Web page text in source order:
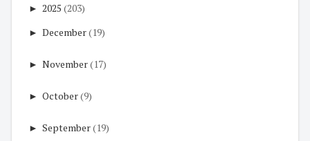
► 2025 (203)
► December(19)
► November(17)
► October(9)
► September(19)